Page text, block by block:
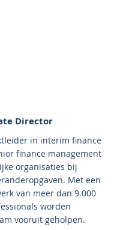
Director
in interim finance
finance management
organisaties bij
Met een
van meer dan 9.000
worden
vooruit geholpen.